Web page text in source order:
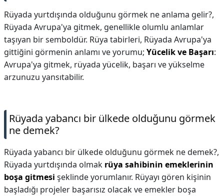
Rüyada yurtdışında olduğunu görmek ne anlama gelir?,
Rüyada Avrupa'ya gitmek, genellikle olumlu anlamlar
taşıyan bir semboldür. Rüya tabirleri, Rüyada Avrupa'ya
gittiğini görmenin anlamı ve yorumu; Yücelik ve Başarı:
Avrupa'ya gitmek, rüyada yücelik, başarı ve yükselme
arzunuzu yansıtabilir.
Rüyada yabancı bir ülkede olduğunu görmek
ne demek?
Rüyada yabancı bir ülkede olduğunu görmek ne demek?,
Rüyada yurtdışında olmak rüya sahibinin emeklerinin
boşa gitmesi şeklinde yorumlanır. Rüyayı gören kişinin
başladığı projeler başarısız olacak ve emekler boşa